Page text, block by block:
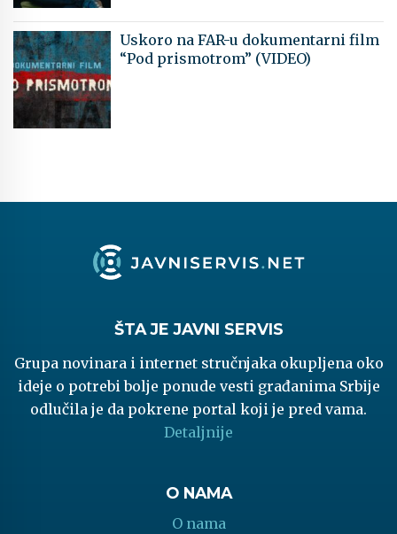
Uskoro na FAR-u dokumentarni film
“Pod prismotrom” (VIDEO)
ŠTA JE JAVNI SERVIS
Grupa novinara i internet stručnjaka okupljena oko
ideje o potrebi bolje ponude vesti građanima Srbije
odlučila je da pokrene portal koji je pred vama.
Detaljnije
O NAMA
O nama